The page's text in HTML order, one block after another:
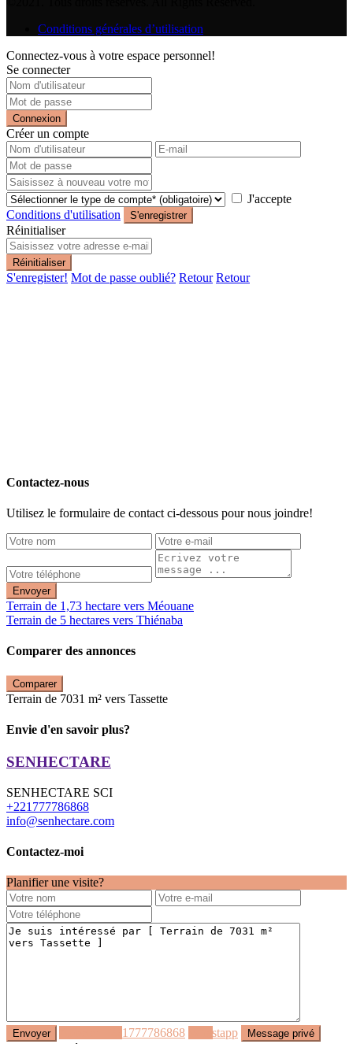
Conditions générales d’utilisation
Connectez-vous à votre espace personnel!
Se connecter
Connexion
Créer un compte
J'accepte
Conditions d'utilisation
S'enregistrer
Réinitialiser
Réinitialiser
S'enregister! Mot de passe oublié? Retour Retour
Contactez-nous
Utilisez le formulaire de contact ci-dessous pour nous joindre!
Envoyer
Terrain de 1,73 hectare vers Méouane
Terrain de 5 hectares vers Thiénaba
Comparer des annonces
Comparer
Terrain de 7031 m² vers Tassette
Envie d'en savoir plus?
SENHECTARE
SENHECTARE SCI
+221777786868
info@senhectare.com
Contactez-moi
Planifier une visite?
+221777786868
Whastapp